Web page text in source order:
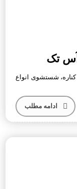
آس تک
شستشوی انواع
ادامه مطلب